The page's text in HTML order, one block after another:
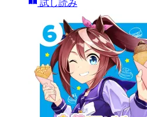
試し読み